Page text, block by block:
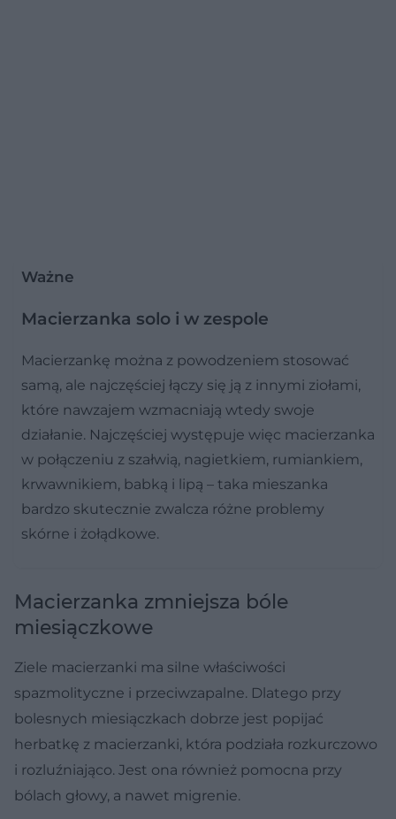
Ważne
Macierzanka solo i w zespole
Macierzankę można z powodzeniem stosować
samą, ale najczęściej łączy się ją z innymi ziołami,
które nawzajem wzmacniają wtedy swoje
działanie. Najczęściej występuje więc macierzanka
w połączeniu z szałwią, nagietkiem, rumiankiem,
krwawnikiem, babką i lipą – taka mieszanka
bardzo skutecznie zwalcza różne problemy
skórne i żołądkowe.
Macierzanka zmniejsza bóle
miesiączkowe
Ziele macierzanki ma silne właściwości
spazmolityczne i przeciwzapalne. Dlatego przy
bolesnych miesiączkach dobrze jest popijać
herbatkę z macierzanki, która podziała rozkurczowo
i rozluźniająco. Jest ona również pomocna przy
bólach głowy, a nawet migrenie.